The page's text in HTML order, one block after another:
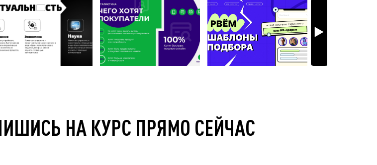
НА КУРС ПРЯМО СЕЙЧАС